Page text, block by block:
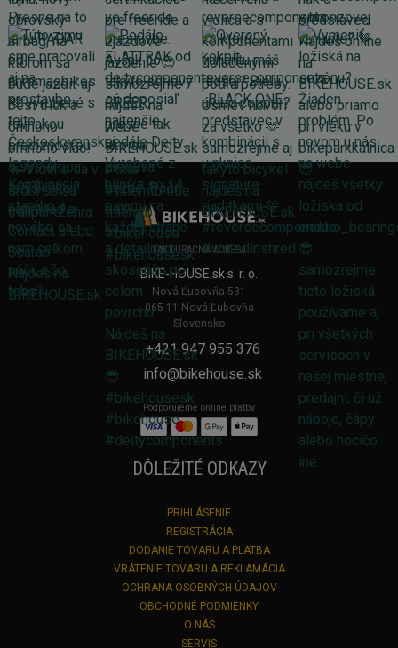
FAKTURAČNÁ ADRESA
BIKE-HOUSE.sk s. r. o.
Nová Ľubovňa 531
065 11 Nová Ľubovňa
Slovensko
+421 947 955 376
info@bikehouse.sk
Podporujeme online platby
DÔLEŽITÉ ODKAZY
PRIHLÁSENIE
REGISTRÁCIA
DODANIE TOVARU A PLATBA
VRÁTENIE TOVARU A REKLAMÁCIA
OCHRANA OSOBNÝCH ÚDAJOV
OBCHODNÉ PODMIENKY
O NÁS
SERVIS